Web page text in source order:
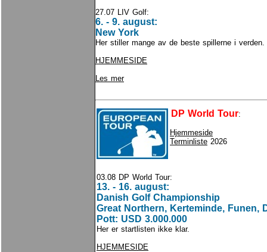
27.07 LIV Golf:
6. - 9. august:
New York
Her stiller mange av de beste spillerne i verden.
HJEMMESIDE
Les mer
DP World Tour:
Hjemmeside
Terminliste 2026
03.08 DP World Tour:
13. - 16. august:
Danish Golf Championship
Great Northern, Kerteminde, Funen,
Pott: USD 3.000.000
Her er startlisten ikke klar.
HJEMMESIDE